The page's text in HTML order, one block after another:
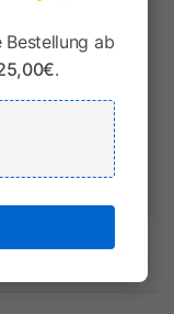
Wir
keinen Zugriff
ab
.